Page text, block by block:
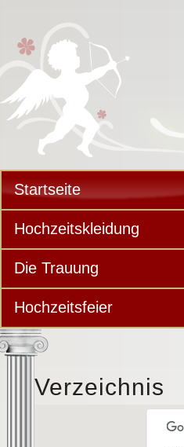
Startseite
Hochzeitskleidung
Die Trauung
Hochzeitsfeier
Verzeichnis